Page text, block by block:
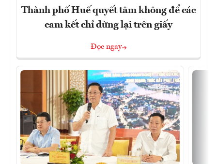
Thành phố Huế quyết tâm không để các
cam kết chỉ dừng lại trên giấy
Đọc ngay